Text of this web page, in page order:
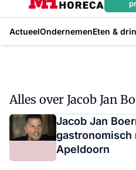
ActueelOndernemenEten &
Alles over Jacob Jan
Jacob Jan
Apeldoorn